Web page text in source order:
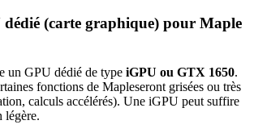
(carte graphique) pour Maple
un GPU dédié de type iGPU ou GTX 1650.
fonctions de Mapleseront grisées ou très
calculs accélérés). Une iGPU peut suffire
légère.